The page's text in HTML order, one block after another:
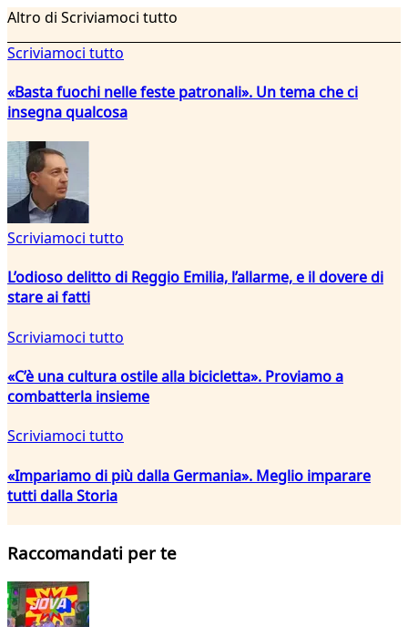
Altro di Scriviamoci tutto
Scriviamoci tutto
«Basta fuochi nelle feste patronali». Un tema che ci
insegna qualcosa
Scriviamoci tutto
L’odioso delitto di Reggio Emilia, l’allarme, e il dovere di
stare ai fatti
Scriviamoci tutto
«C’è una cultura ostile alla bicicletta». Proviamo a
combatterla insieme
Scriviamoci tutto
«Impariamo di più dalla Germania». Meglio imparare
tutti dalla Storia
Raccomandati per te